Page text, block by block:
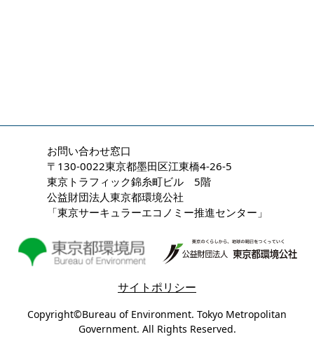
お問い合わせ窓口
〒130-0022東京都墨田区江東橋4-26-5
東京トラフィック錦糸町ビル 5階
公益財団法人東京都環境公社
「東京サーキュラーエコノミー推進センター」
サイトポリシー
Copyright©Bureau of Environment. Tokyo Metropolitan
Government. All Rights Reserved.